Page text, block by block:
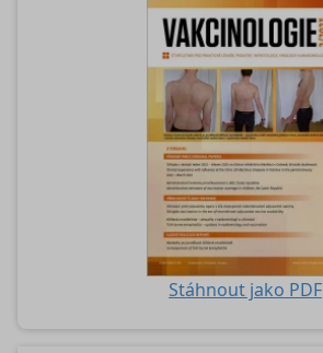
Stáhnout jako PDF